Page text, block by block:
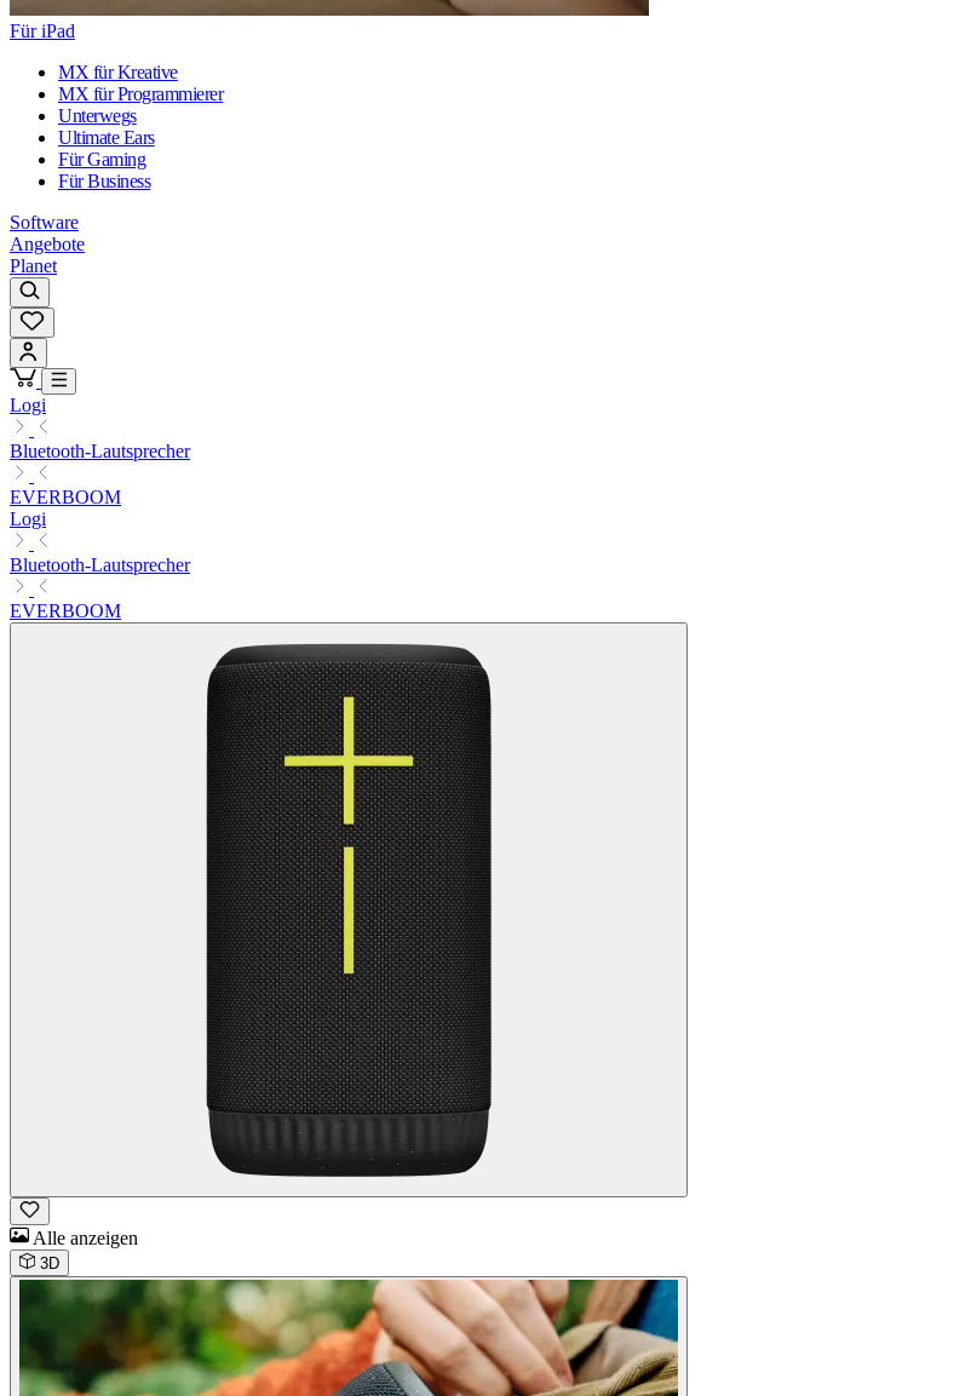
Für iPad
MX für Kreative
MX für Programmierer
Unterwegs
Ultimate Ears
Für Gaming
Für Business
Software
Angebote
Planet
Logi
Bluetooth-Lautsprecher
EVERBOOM
Logi
Bluetooth-Lautsprecher
EVERBOOM
Alle anzeigen
3D